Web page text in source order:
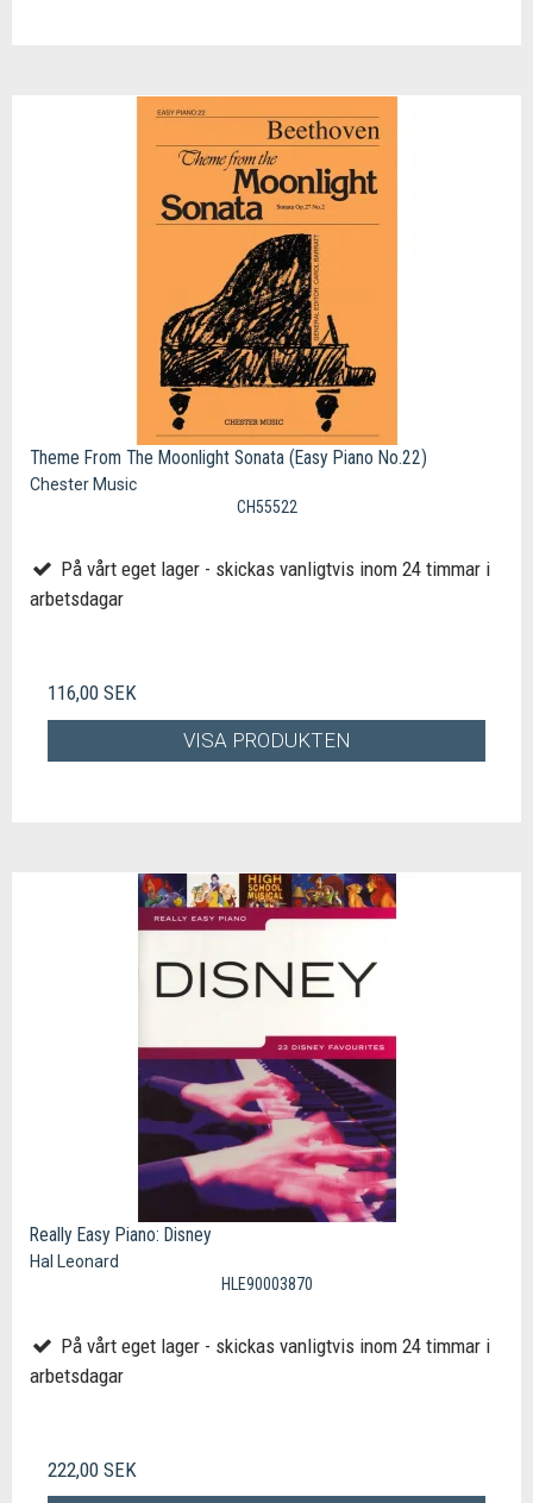
Theme From The Moonlight Sonata (Easy Piano No.22)
Chester Music
CH55522
På vårt eget lager - skickas vanligtvis inom 24 timmar i
arbetsdagar
116,00 SEK
VISA PRODUKTEN
Really Easy Piano: Disney
Hal Leonard
HLE90003870
På vårt eget lager - skickas vanligtvis inom 24 timmar i
arbetsdagar
222,00 SEK